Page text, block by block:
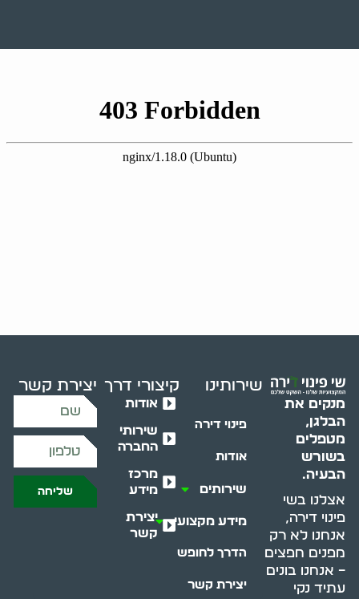
מנקים את
הבלגן,
מטפלים
בשורש
הבעיה.
אצלנו בשי
פינוי דירה,
אנחנו לא רק
מפנים חפצים
– אנחנו בונים
עתיד נקי
שירותינו
פינוי דירה
אודות
שירותים
מידע מקצועי
הדרך לחופש
יצירת קשר
קיצורי דרך
אודות
שירותי
החברה
מרכז
מידע
יצירת
קשר
יצירת קשר
שליחה